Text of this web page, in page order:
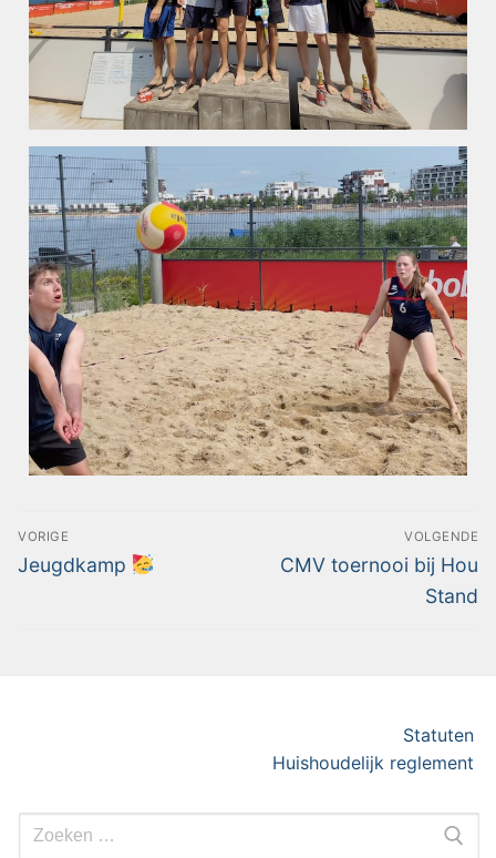
VORIGE
Jeugdkamp
VOLGENDE
CMV toernooi bij Hou
Stand
Statuten
Huishoudelijk reglement